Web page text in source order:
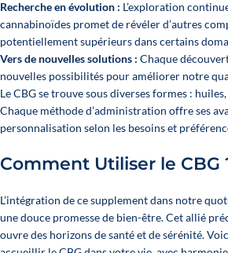
Recherche en évolution : L’exploration
cannabinoïdes promet de révéler d’autres
potentiellement supérieurs dans certains
Vers de nouvelles solutions : Chaque
nouvelles possibilités pour améliorer notre
Le CBG se trouve sous diverses formes :
Chaque méthode d’administration offre ses
personnalisation selon les besoins et
Comment Utiliser le CBG
L’intégration de ce supplement dans notre
une douce promesse de bien-être. Cet allié
ouvre des horizons de santé et de sérénité.